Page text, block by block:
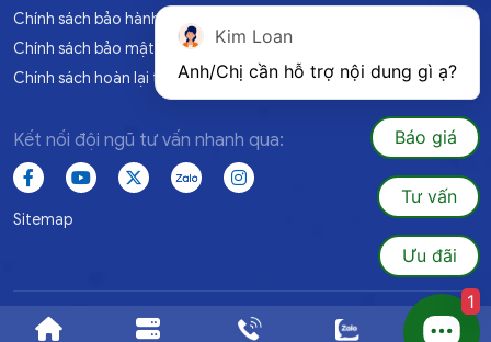
Chính sách bảo hành
Chính sách bảo mật
Chính sách hoàn lại tiền
Kết nối đội ngũ tư vấn nhanh qua:
Sitemap
© 2025 Luanvan1080.All Rights Reserved. Đã đăng ký BQTH
Kim Loan
Anh/Chị cần hỗ trợ nội dung gì ạ?
Báo giá
Tư vấn
Ưu đãi
1